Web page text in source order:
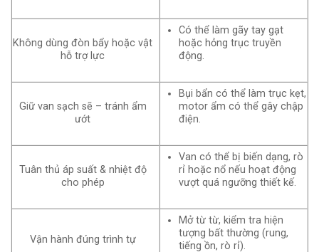
Không dùng đòn bẩy hoặc vật
hỗ trợ lực
Có thể làm gãy tay gạt
hoặc hỏng trục truyền
động.
Giữ van sạch sẽ – tránh ẩm
ướt
Bụi bẩn có thể làm trục kẹt,
motor ẩm có thể gây chập
điện.
Tuân thủ áp suất & nhiệt độ
cho phép
Van có thể bị biến dạng, rò
rỉ hoặc nổ nếu hoạt động
vượt quá ngưỡng thiết kế.
Vận hành đúng trình tự
Mở từ từ, kiểm tra hiện
tượng bất thường (rung,
tiếng ồn, rò rỉ).